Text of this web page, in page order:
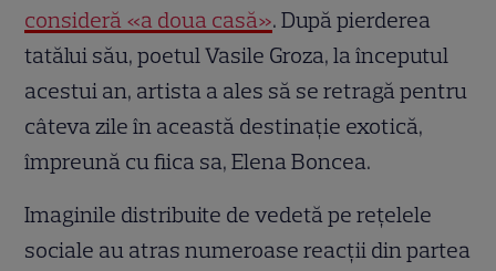
consideră «a doua casă». După pierderea
tatălui său, poetul Vasile Groza, la începutul
acestui an, artista a ales să se retragă pentru
câteva zile în această destinație exotică,
împreună cu fiica sa, Elena Boncea.
Imaginile distribuite de vedetă pe rețelele
sociale au atras numeroase reacții din partea